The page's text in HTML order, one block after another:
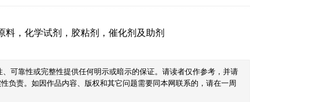
料 ， 化学试剂 ， 胶粘剂 ， 催化剂及助剂
可靠性或完整性提供任何明示或暗示的保证。请读者仅作参考，并请
负责。如因作品内容、版权和其它问题需要同本网联系的，请在一周